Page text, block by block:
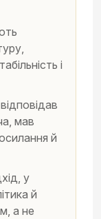
і
мав
й
у
й
а не